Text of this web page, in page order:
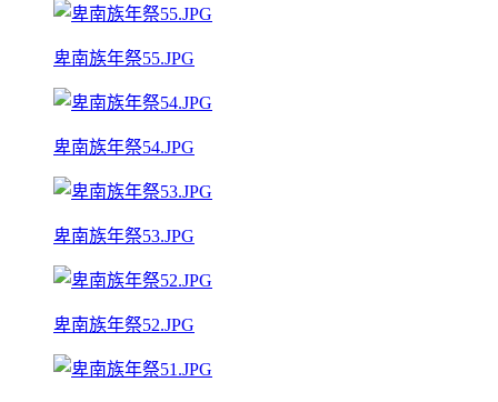
卑南族年祭55.JPG
卑南族年祭54.JPG
卑南族年祭53.JPG
卑南族年祭52.JPG